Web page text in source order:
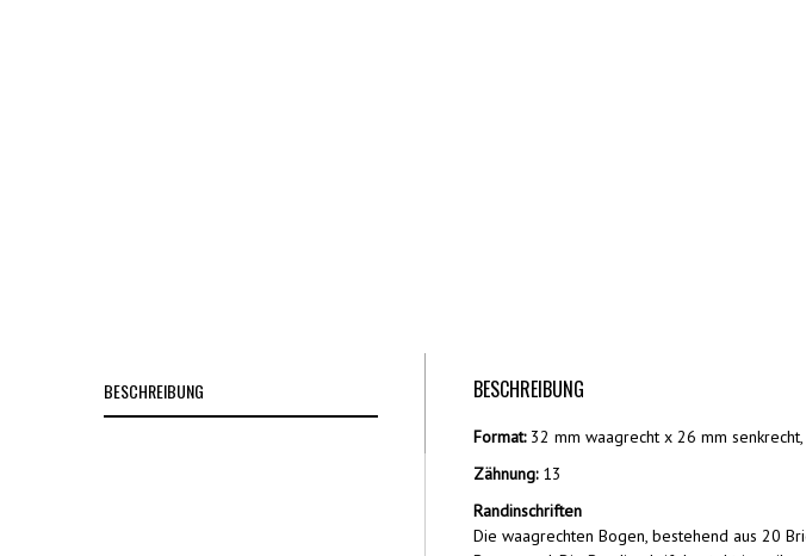
BESCHREIBUNG BESCHREIBUNG
Format:32 mm waagrecht x 26 mm
Zähnung:13
Randinschriften
Die waagrechten Bogen, bestehend aus 20